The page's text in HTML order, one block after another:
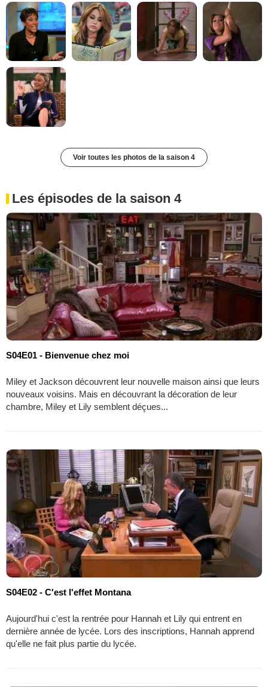
Voir toutes les photos de la saison 4
Les épisodes de la saison 4
S04E01 - Bienvenue chez moi
Miley et Jackson découvrent leur nouvelle maison ainsi que leurs
nouveaux voisins. Mais en découvrant la décoration de leur
chambre, Miley et Lily semblent déçues...
S04E02 - C'est l'effet Montana
Aujourd'hui c'est la rentrée pour Hannah et Lily qui entrent en
dernière année de lycée. Lors des inscriptions, Hannah apprend
qu'elle ne fait plus partie du lycée.